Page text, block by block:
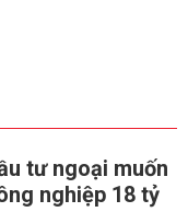
tư ngoại muốn
nghiệp 18 tỷ